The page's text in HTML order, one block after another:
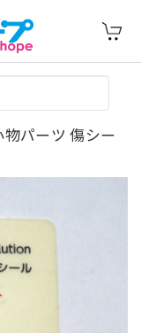
物パーツ 傷シー